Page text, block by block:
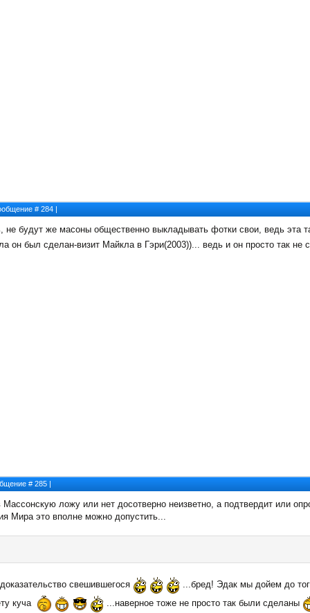
# 284 |
не будут же масоны общественно выкладывать фотки свои, ведь эта
он был сделан-визит Майкла в Гэри(2003))... ведь и он просто так не
# 285 |
ложу или нет досотверно неизветно, а подтвердит или
Мира это вполне можно допустить...
свешившегося
...бред! Эдак мы дойем до
куча
...наверное тоже не просто так были сделаны